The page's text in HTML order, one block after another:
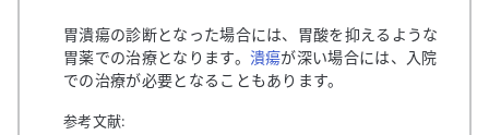
胃潰瘍の診断となった場合には、胃酸を抑えるような
胃薬での治療となります。 潰瘍が深い場合には、入院
での治療が必要となることもあります。
参考文献: